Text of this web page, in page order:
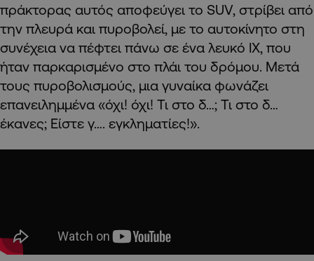
πράκτορας αυτός αποφεύγει το SUV, στρίβει από
την πλευρά και πυροβολεί, με το αυτοκίνητο στη
συνέχεια να πέφτει πάνω σε ένα λευκό ΙΧ, που
ήταν παρκαρισμένο στο πλάι του δρόμου. Μετά
τους πυροβολισμούς, μια γυναίκα φωνάζει
επανειλημμένα «όχι! όχι! Τι στο δ…; Τι στο δ…
έκανες; Είστε γ…. εγκληματίες!».